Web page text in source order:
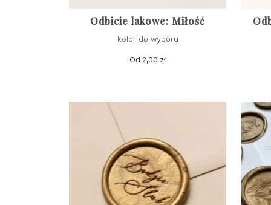
Odbicie lakowe: Miłość
kolor do wyboru
Od 2,00 zł